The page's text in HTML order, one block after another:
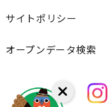
サイトポリシー
オープンデータ検索